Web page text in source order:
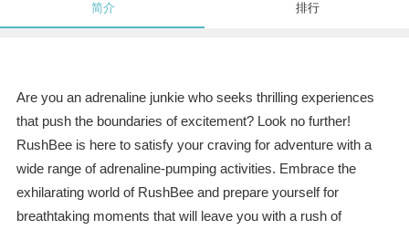
简介 排行
Are you an adrenaline junkie who seeks thrilling experiences
that push the boundaries of excitement? Look no further!
RushBee is here to satisfy your craving for adventure with a
wide range of adrenaline-pumping activities. Embrace the
exhilarating world of RushBee and prepare yourself for
breathtaking moments that will leave you with a rush of